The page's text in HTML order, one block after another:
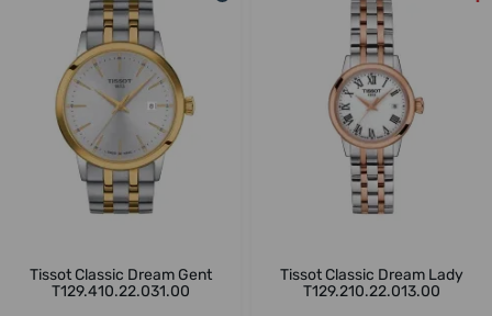
Tissot Classic Dream Gent
T129.410.22.031.00
Tissot Classic Dream Lady
T129.210.22.013.00